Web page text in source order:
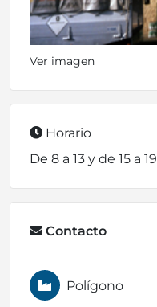
Ver imagen
Horario
De 8 a 13 y de 15 a 19
Contacto
Polígono